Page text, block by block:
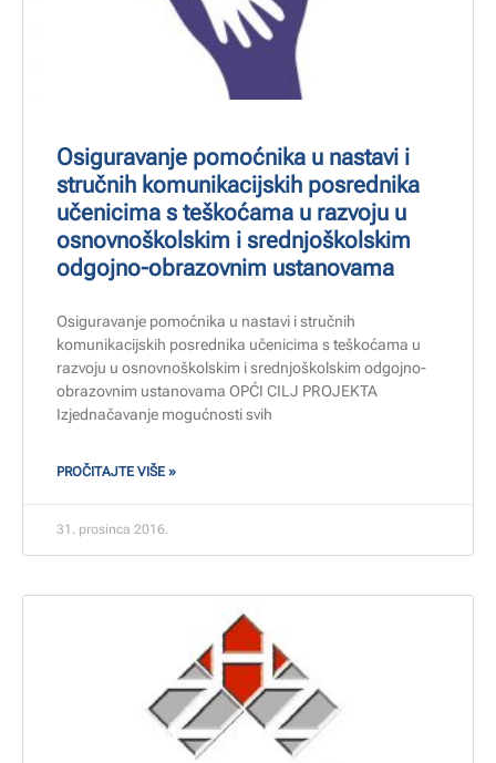
Osiguravanje pomoćnika u nastavi i
stručnih komunikacijskih posrednika
učenicima s teškoćama u razvoju u
osnovnoškolskim i srednjoškolskim
odgojno-obrazovnim ustanovama
Osiguravanje pomoćnika u nastavi i stručnih
komunikacijskih posrednika učenicima s teškoćama u
razvoju u osnovnoškolskim i srednjoškolskim odgojno-
obrazovnim ustanovama OPĆI CILJ PROJEKTA
Izjednačavanje mogućnosti svih
PROČITAJTE VIŠE »
31. prosinca 2016.